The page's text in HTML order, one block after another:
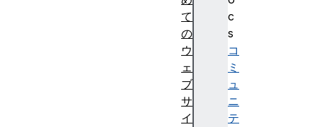
c
s
コ
ミ
ュ
ニ
テ
て
の
ウ
ェ
ブ
サ
イ